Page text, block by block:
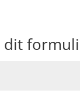
dit